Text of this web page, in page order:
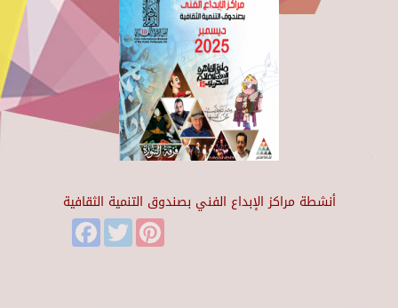
أنشطة مراكز الإبداع الفني بصندوق التنمية الثقافية
FacebookTwitter